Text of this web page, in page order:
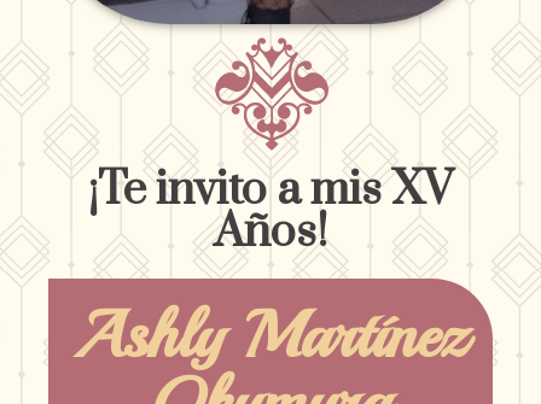
¡Te invito a mis XV
Años!
Ashly Martínez